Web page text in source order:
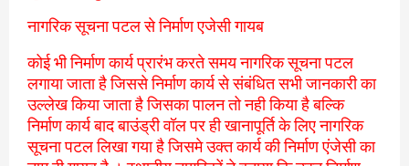
नागरिक सूचना पटल से निर्माण एजेसी गायब
कोई भी निर्माण कार्य प्रारंभ करते समय नागरिक सूचना पटल
लगाया जाता है जिससे निर्माण कार्य से संबंधित सभी जानकारी का
उल्लेख किया जाता है जिसका पालन तो नही किया है बल्कि
निर्माण कार्य बाद बाउंड्री वॉल पर ही खानापूर्ति के लिए नागरिक
सूचना पटल लिखा गया है जिसमे उक्त कार्य की निर्माण एंजेसी का